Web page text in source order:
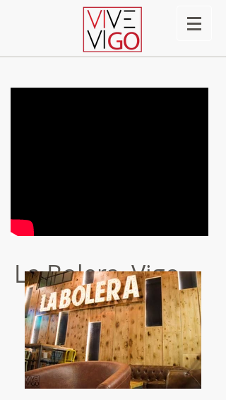
La Bolera, Vigo